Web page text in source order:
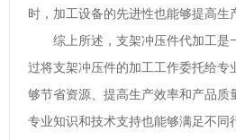
时，加工设备的先进性也能够提高生
综上所述，支架冲压件代加工是
过将支架冲压件的加工工作委托给专
够节省资源、提高生产效率和产品质
专业知识和技术支持也能够满足不同